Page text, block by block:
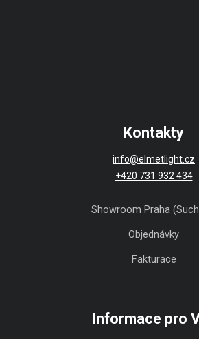
Kontakty
info@elmetlight.cz
+420 731 932 434
Showroom Praha
Objednávky
Fakturace
Informace pro